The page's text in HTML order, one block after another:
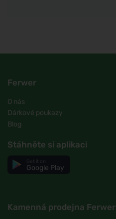
Ferwer
O nás
Dárkové poukazy
Blog
Stáhněte si aplikaci
Google Play
Kamenná prodejna Ferwer